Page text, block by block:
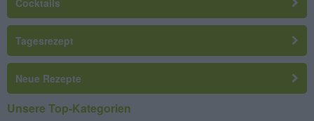
Tagesrezept
Neue Rezepte
Unsere Top-Kategorien